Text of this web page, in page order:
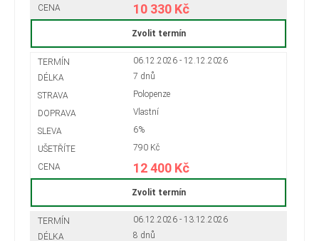
10 330 Kč
Zvolit termín
06.12.2026 - 12.12.2026
7 dnů
Polopenze
Vlastní
6%
790 Kč
12 400 Kč
Zvolit termín
06.12.2026 - 13.12.2026
8 dnů